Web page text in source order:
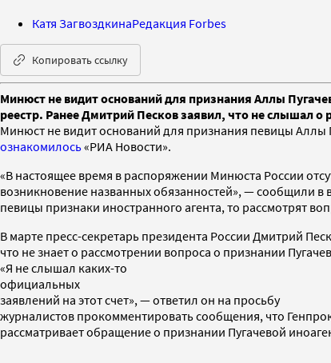
Катя ЗагвоздкинаРедакция Forbes
Копировать ссылку
Минюст не видит оснований для признания Аллы
реестр. Ранее Дмитрий Песков заявил, что не слышал о
Минюст не видит оснований для признания певицы Аллы
ознакомилось«РИА Новости».
«В настоящее время в распоряжении Минюста России
возникновение названных обязанностей», — сообщили в
певицы признаки иностранного агента, то рассмотрят
В марте пресс-секретарь президента России Дмитрий
что не знает о рассмотрении вопроса о признании
«Я не слышал каких-то
офи‌‌‌‌​​‌​‌‌​‍‌‌‌‌​​‌‌​​‌‍‌‌‌‌​​‌‌‌‌​‍‌‌‌‌​​​​‌‌‌‍‌‌‌‌‌​​​‌​‌‍‌‌‌‌‌​​​‌​‌‍‌‌‌‌​​‌​‌‌​‍‌‌‌‌​​‌‌​​‌‍‌‌‌‌​​‌‌‌‌​‍‌‌‌‌​​​​‌‌‌‍‌‌‌‌‌​‌​​‌​‍‌‌‌‌​​‌​​‌​‍‌‌‌‌​​‌‌‌‌​‍‌‌‌‌​​​‌‌​‌‍‌‌‌‌​​​‌​‌‌‍‌‌‌‌​​​​‌‌​‍‌‌‌‌​​​‌‌​​‍‌‌‌‌​​‌​‌‌‌‍‌‌‌‌​​‌​‌​​‍‌‌‌‌​​‌​‌‌​‍‌‌‌‌​​‌​​​‌циальных
заявлений на этот счет», — ответил он на просьбу
журналистов прокомментировать сообщения, что
рассматривает обращение о признании Пугачевой